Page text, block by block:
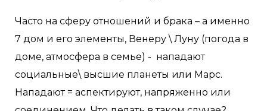
Часто на сферу отношений и брака – а именно
7 дом и его элементы, Венеру \ Луну (погода в
доме, атмосфера в семье) - нападают
социальные\ высшие планеты или Марс.
Нападают = аспектируют, напряженно или